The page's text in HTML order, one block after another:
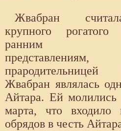
Жвабран
крупного рогатого
ранним
Жвабран являлась
Айтара. Ей
марта, что входило
обрядов в честь